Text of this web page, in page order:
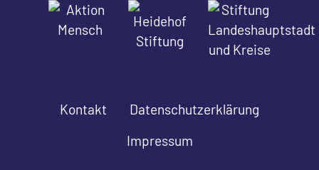
Kontakt
Datenschutzerklärung
Impressum